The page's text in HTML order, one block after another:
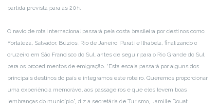
partida prevista para às 20h.
O navio de rota internacional passará pela costa brasileira por destinos como
Fortaleza, Salvador, Búzios, Rio de Janeiro, Parati e Ilhabela, finalizando o
cruzeiro em São Francisco do Sul, antes de seguir para o Rio Grande do Sul
para os procedimentos de emigração. “Esta escala passará por alguns dos
principais destinos do país e integramos este roteiro. Queremos proporcionar
uma experiência memorável aos passageiros e que eles levem boas
lembranças do município”, diz a secretária de Turismo, Jamille Douat.